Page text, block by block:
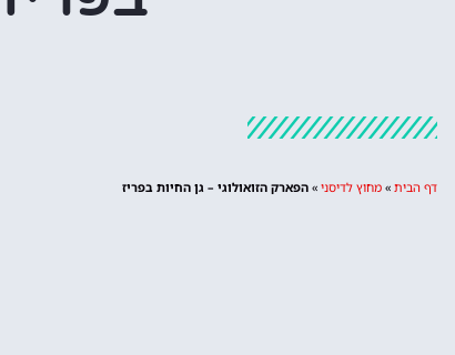
דף הבית » מחוץ לדיסני » הפארק הזואולוגי – גן החיות בפריז